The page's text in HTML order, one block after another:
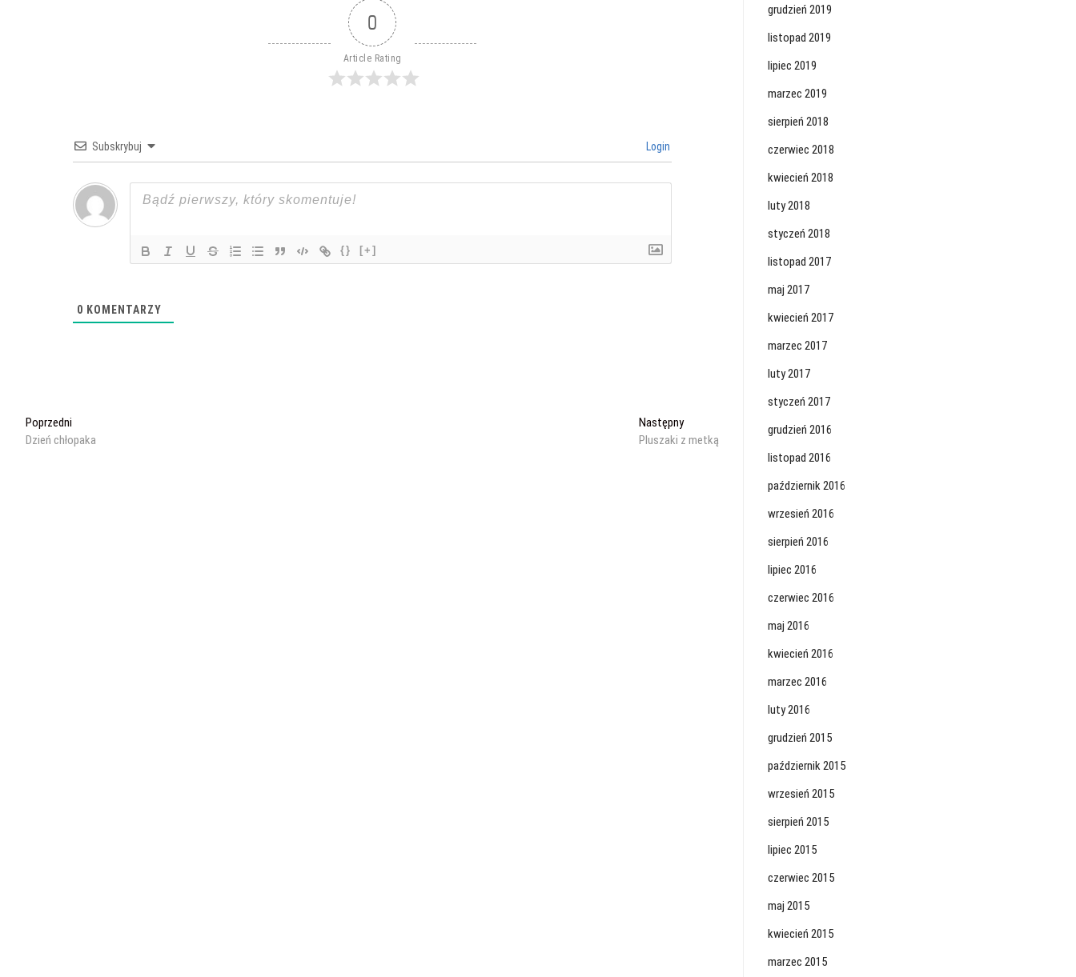
0
Article Rating
Subskrybuj Login
{} [+]
0 KOMENTARZY
Nawigacja
wpisu
Poprzedni
wpis:
Dzień chłopaka
NastępnyNastępny
wpis:
Pluszaki z metką
grudzień 2019
listopad 2019
lipiec 2019
marzec 2019
sierpień 2018
czerwiec 2018
kwiecień 2018
luty 2018
styczeń 2018
listopad 2017
maj 2017
kwiecień 2017
marzec 2017
luty 2017
styczeń 2017
grudzień 2016
listopad 2016
październik 2016
wrzesień 2016
sierpień 2016
lipiec 2016
czerwiec 2016
maj 2016
kwiecień 2016
marzec 2016
luty 2016
grudzień 2015
październik 2015
wrzesień 2015
sierpień 2015
lipiec 2015
czerwiec 2015
maj 2015
kwiecień 2015
marzec 2015